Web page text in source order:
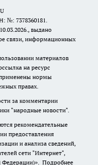
№: 7378360181.
выдано
связи, информационных
материалов
на ресурс
применены нормы
правах.
за комментарии
"народные новости".
рекомендательные
предоставления
и анализа сведений,
сети "Интернет",
Федерации)». Подробнее